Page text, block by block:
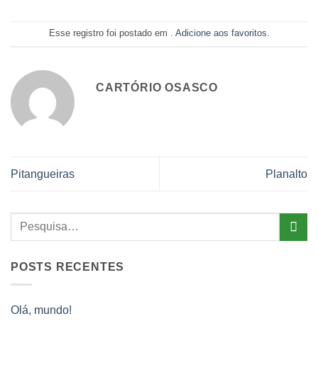
Esse registro foi postado em . Adicione aos favoritos.
CARTÓRIO OSASCO
Pitangueiras Planalto
POSTS RECENTES
Olá, mundo!